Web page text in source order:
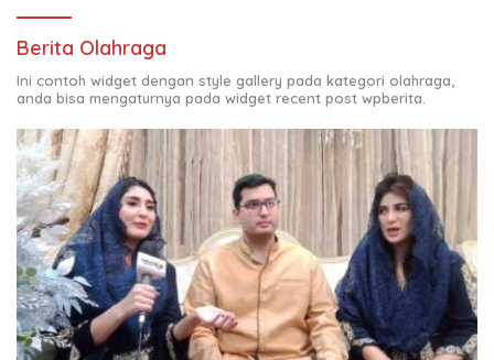
Berita Olahraga
Ini contoh widget dengan style gallery pada kategori olahraga,
anda bisa mengaturnya pada widget recent post wpberita.